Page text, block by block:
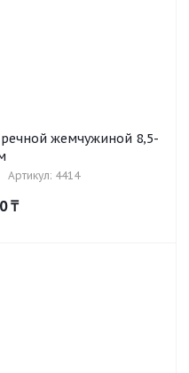
жемчужиной 8,5-
Артикул: 4414
₸